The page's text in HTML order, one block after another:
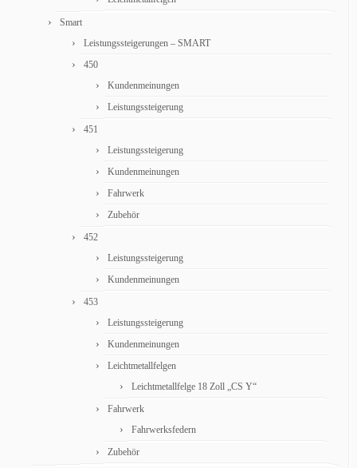
Smart
Leistungssteigerungen – SMART
450
Kundenmeinungen
Leistungssteigerung
451
Leistungssteigerung
Kundenmeinungen
Fahrwerk
Zubehör
452
Leistungssteigerung
Kundenmeinungen
453
Leistungssteigerung
Kundenmeinungen
Leichtmetallfelgen
Leichtmetallfelge 18 Zoll „CS Y“
Fahrwerk
Fahrwerksfedern
Zubehör